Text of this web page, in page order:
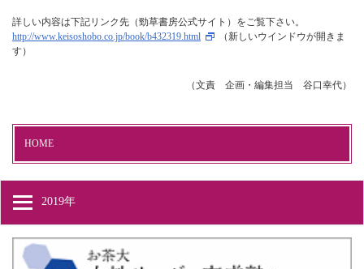
詳しい内容は下記リンク先（勁草書房公式サイト）をご覧下さい。
http://www.keisoshobo.co.jp/book/b432319.html
（新しいウインドウが開きま
す）
（文責 企画・編集担当 谷口幸代）
HOME
2019年